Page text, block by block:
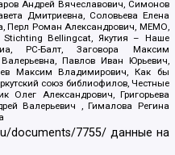
Андрей Вячеславович, Симонов
Дмитриевна, Соловьева Елена
Перл Роман Александрович, МЕМО,
Stichting Bellingcat, Якутия – Наше
РС-Балт, Заговора Максим
Павлов Иван Юрьевич,
Максим Владимирович, Как бы
союз библиофилов, Честные
Олег Александрович, Григорьева
Валерьевич , Гималова Регина
documents/7755/ данные на